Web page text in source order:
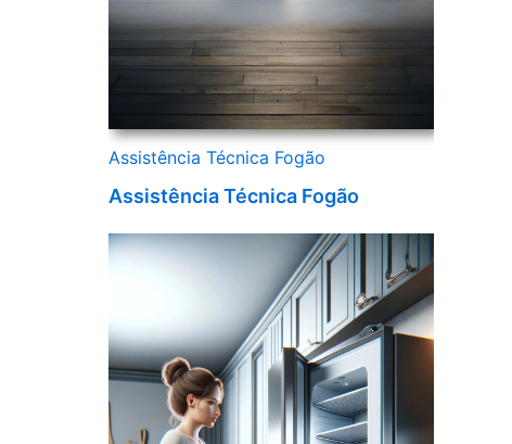
Assistência Técnica Fogão
Assistência Técnica Fogão